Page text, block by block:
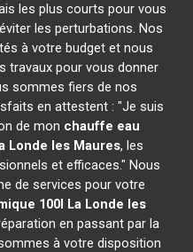
les plus courts pour vous
les perturbations. Nos
à votre budget et nous
travaux pour vous donner
sommes fiers de nos
en attestent : "Je suis
de mon chauffe eau
Londe les Maures, les
et efficaces." Nous
de services pour votre
100l La Londe les
en passant par la
à votre disposition